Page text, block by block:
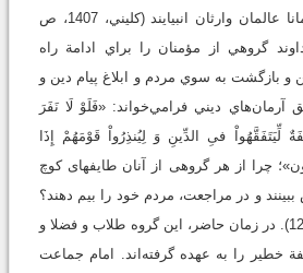
الْعُلَمَاءَ وَرَثَةُ الْأَنْبِيَاء»؛ همانا عالمان وارثان انبيايند (کليني، 1407، ص
گروهي از مؤمنان را براي ادامة راه
و بازگشت به ‌سوي مردم و ابلاغ پيام دين و
آرمان‌هاي ديني فرامي‌خواند: «فَلَوْ لَا نَفَرَ
فىِ الدِّينِ وَ لِيُنذِرُواْ قَوْمَهُمْ إِذَا
چرا از هر گروهى از آنان طايفه‏اى كوچ
ببينند و در مراجعت، مردم خود را بيم دهند؟
شايد آنها بترسند (توبه:122). در زمان حاضر، اين گروه طلاب و فضلا و
خطير را به عهده گرفته‌اند. امام جماعت